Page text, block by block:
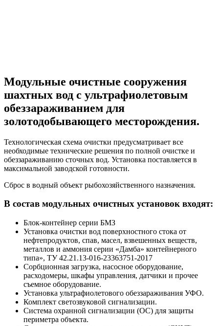
Модульные очистные сооружения
шахтных вод с ультрафиолетовым
обеззараживанием для
золотодобывающего месторождения.
Технологическая схема очистки предусматривает все
необходимые технические решения по полной очистке и
обеззараживанию сточных вод. Установка поставляется в
максимальной заводской готовности.
Сброс в водный объект рыбохозяйственного назначения.
В состав модульных очистных установок входят:
Блок-контейнер серии БМЗ
Установка очистки вод поверхностного стока от
нефтепродуктов, спав, масел, взвешенных веществ,
металлов и аммония серии «Дамба» контейнерного
типа», ТУ 42.21.13-016-23363751-2017
Сорбционная загрузка, насосное оборудование,
расходомеры, шкафы управления, датчики и прочее
съемное оборудование.
Установка ультрафиолетового обеззараживания УФО.
Комплект светозвуковой сигнализации.
Система охранной сигнализации (ОС) для защиты
периметра объекта.